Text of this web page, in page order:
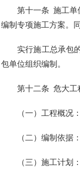
第十一条 施工单
编制专项施工方案。
实行施工总承包
包单位组织编制。
第十二条 危大工
（一）工程概况
（二）编制依据
（三）施工计划